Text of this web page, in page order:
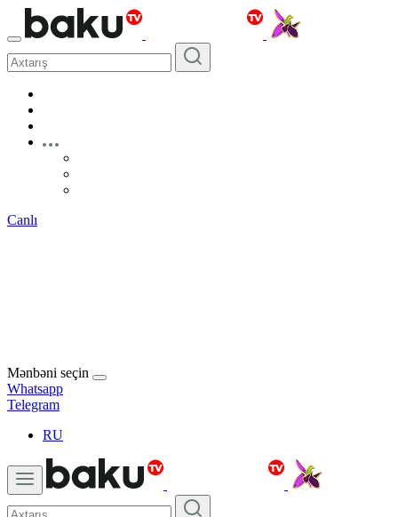
Canlı
Mənbəni seçin
Whatsapp
Telegram
RU